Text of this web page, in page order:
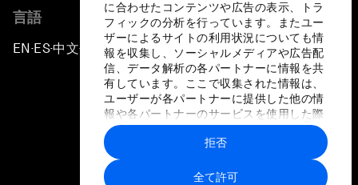
に合わせたコンテンツや広告の表示、トラ
フィックの分析を行っています。またユー
ザーによるサイトの利用状況についても情
報を収集し、ソーシャルメディアや広告配
信、データ解析の各パートナーに情報を共
有しています。ここで収集された情報は、
ユーザーが各パートナーに提供した他の情
報や各パートナーのサービスを使用した際
に収集された情報と組み合わされ、各パー
トナーによって使用されることがありま
す。
全て許可
拒否
言語
EN ▪ES▪中文▪ 日本語
プライバシーポリシーと利用規約